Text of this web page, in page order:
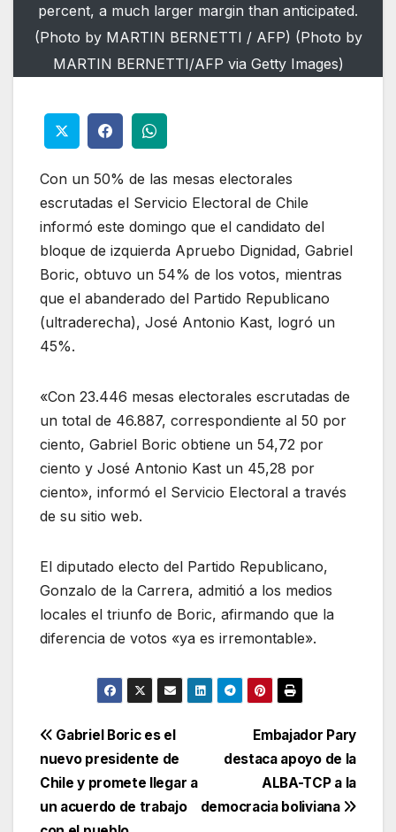
percent, a much larger margin than anticipated.
(Photo by MARTIN BERNETTI / AFP) (Photo by
MARTIN BERNETTI/AFP via Getty Images)
Con un 50% de las mesas electorales
escrutadas el Servicio Electoral de Chile
informó este domingo que el candidato del
bloque de izquierda Apruebo Dignidad, Gabriel
Boric, obtuvo un 54% de los votos, mientras
que el abanderado del Partido Republicano
(ultraderecha), José Antonio Kast, logró un
45%.
«Con 23.446 mesas electorales escrutadas de
un total de 46.887, correspondiente al 50 por
ciento, Gabriel Boric obtiene un 54,72 por
ciento y José Antonio Kast un 45,28 por
ciento», informó el Servicio Electoral a través
de su sitio web.
El diputado electo del Partido Republicano,
Gonzalo de la Carrera, admitió a los medios
locales el triunfo de Boric, afirmando que la
diferencia de votos «ya es irremontable».
Navegación
de
entradas
Embajador Pary
destaca apoyo de la
ALBA-TCP a la
democracia boliviana
Gabriel Boric es el
nuevo presidente de
Chile y promete llegar a
un acuerdo de trabajo